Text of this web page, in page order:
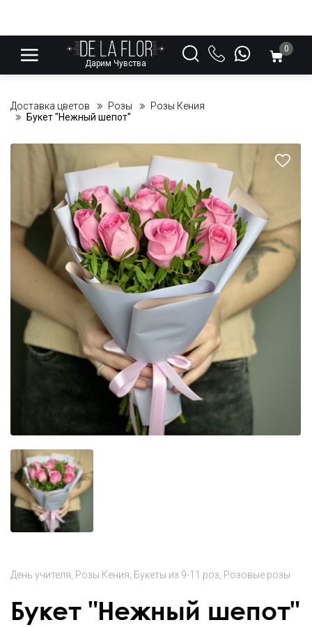
Дарим Чувства
0
Доставка цветов Розы
Розы Кения
Букет "Нежный шепот"
День учителя Розы Кения Букеты из 9-11 роз Розовые розы
Букет "Нежный шепот"